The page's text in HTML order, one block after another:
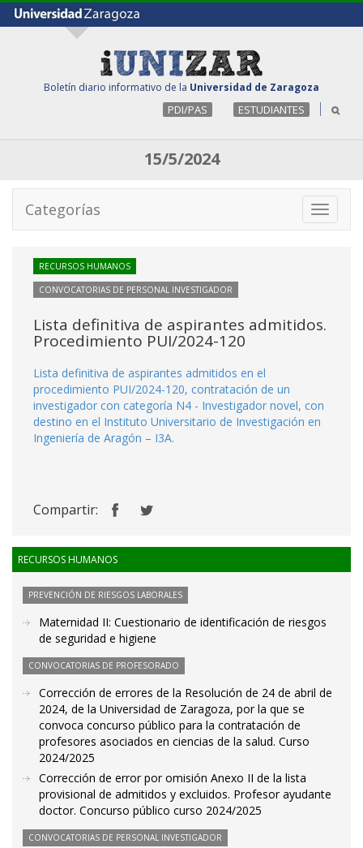
Boletín diario informativo de la Universidad de Zaragoza
PDI/PAS ESTUDIANTES
15/5/2024
Toggle
Categorías
RECURSOS HUMANOS
CONVOCATORIAS DE PERSONAL INVESTIGADOR
Lista definitiva de aspirantes admitidos.
Procedimiento PUI/2024-120
Lista definitiva de aspirantes admitidos en el
procedimiento PUI/2024-120, contratación de un
investigador con categoría N4 - Investigador novel, con
destino en el Instituto Universitario de Investigación en
Ingeniería de Aragón – I3A.
Compartir:
RECURSOS HUMANOS
PREVENCIÓN DE RIESGOS LABORALES
Maternidad II: Cuestionario de identificación de riesgos
de seguridad e higiene
CONVOCATORIAS DE PROFESORADO
Corrección de errores de la Resolución de 24 de abril de
2024, de la Universidad de Zaragoza, por la que se
convoca concurso público para la contratación de
profesores asociados en ciencias de la salud. Curso
2024/2025
Corrección de error por omisión Anexo II de la lista
provisional de admitidos y excluidos. Profesor ayudante
doctor. Concurso público curso 2024/2025
CONVOCATORIAS DE PERSONAL INVESTIGADOR